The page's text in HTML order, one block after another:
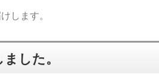
します。
した。